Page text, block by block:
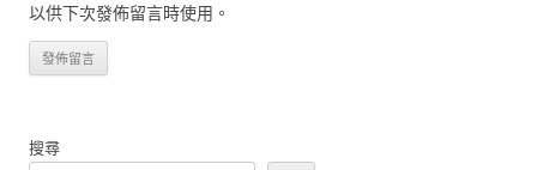
以供下次發佈留言時使用。
搜尋